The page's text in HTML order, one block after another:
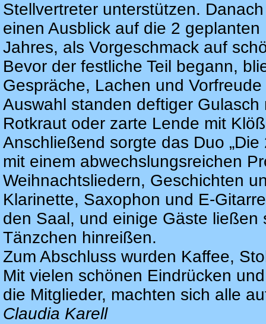
Stellvertreter unterstützen.
einen Ausblick auf die 2
Jahres, als Vorgeschmack auf
Bevor der festliche Teil begann,
Gespräche, Lachen und
Auswahl standen deftiger
Rotkraut oder zarte Lende mit
Anschließend sorgte das Duo
mit einem abwechslungsreichen
Weihnachtsliedern, Geschichten
Klarinette, Saxophon und E-
den Saal, und einige Gäste ließen
Tänzchen hinreißen.
Zum Abschluss wurden Kaffee,
Mit vielen schönen Eindrücken
die Mitglieder, machten sich alle
Claudia Karell